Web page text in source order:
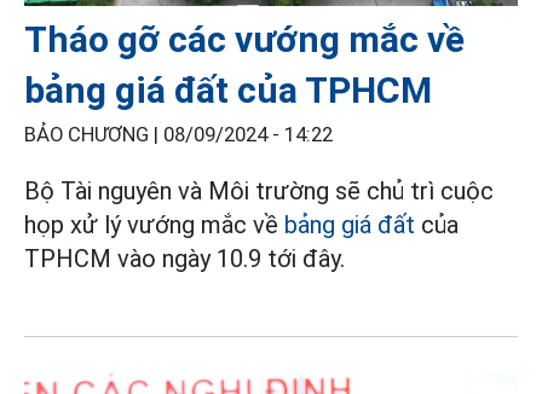
Tháo gỡ các vướng mắc về
bảng giá đất của TPHCM
BẢO CHƯƠNG | 08/09/2024 - 14:22
Bộ Tài nguyên và Môi trường sẽ chủ trì cuộc
họp xử lý vướng mắc về bảng giá đất của
TPHCM vào ngày 10.9 tới đây.